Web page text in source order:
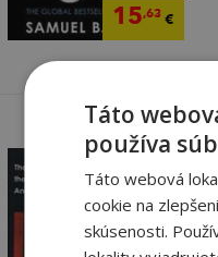
15,63€
Táto
používa
Táto webová
cookie na
skúsenosti.